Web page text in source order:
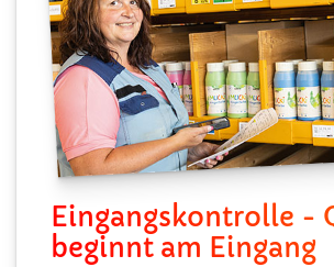
Eingangskontrolle -
beginnt am Eingang